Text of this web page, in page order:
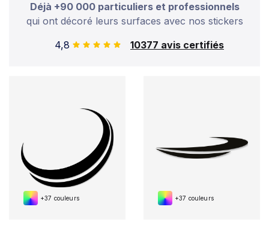
Déjà +90 000 particuliers et professionnels
qui ont décoré leurs surfaces avec nos stickers
4,8
10377 avis certifiés
+37 couleurs +37 couleurs